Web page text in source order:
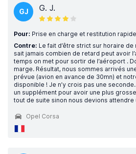
GJ G. J.
Pour: Prise en charge et restitution rapide
Contre: Le fait d’être strict sur horaire
sait jamais combien de retard peut avoir
temps on met pour sortir de l’aéroport .
marge. Résultat, nous sommes arrivés
prévue (avion en avance de 30mn) et
disponible ! Je n’y crois pas une
un supplément pour avoir une plus
tout de suite sinon nous devions attendre
Opel Corsa